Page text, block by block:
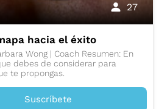
27
hacia el éxito
Wong | Coach Resumen: En
debes de considerar para
te propongas.
Suscríbete